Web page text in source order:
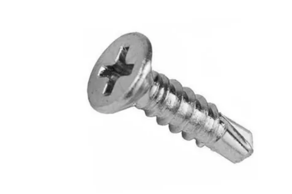
Держатели
Профиль монтажный
Крепеж для стоек
Кляймер для вагонки